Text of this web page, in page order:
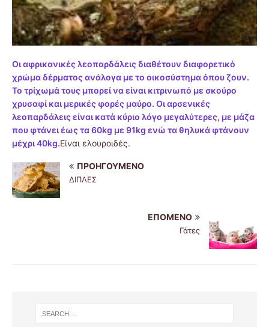
Οι αφρικανικές λεοπαρδάλεις διαθέτουν διαφορετικό
χρώμα δέρματος ανάλογα με το οικοσύστημα όπου ζουν.
Το τρίχωμά τους μπορεί να είναι κιτρινωπό με σκούρο
χρυσαφί και μερικές φορές μαύρο. Οι αρσενικές
λεοπαρδάλεις είναι κατά κύριο λόγο μεγαλύτερες, με μάζα
που φτάνει έως τα 60kg με 91kg ενώ τα θηλυκά φτάνουν
μέχρι 40kg.Είναι ελουροιδές.
ΠΡΟΗΓΟΎΜΕΝΟ
ΔΙΠΛΕΣ
ΕΠΌΜΕΝΟ
Γάτες